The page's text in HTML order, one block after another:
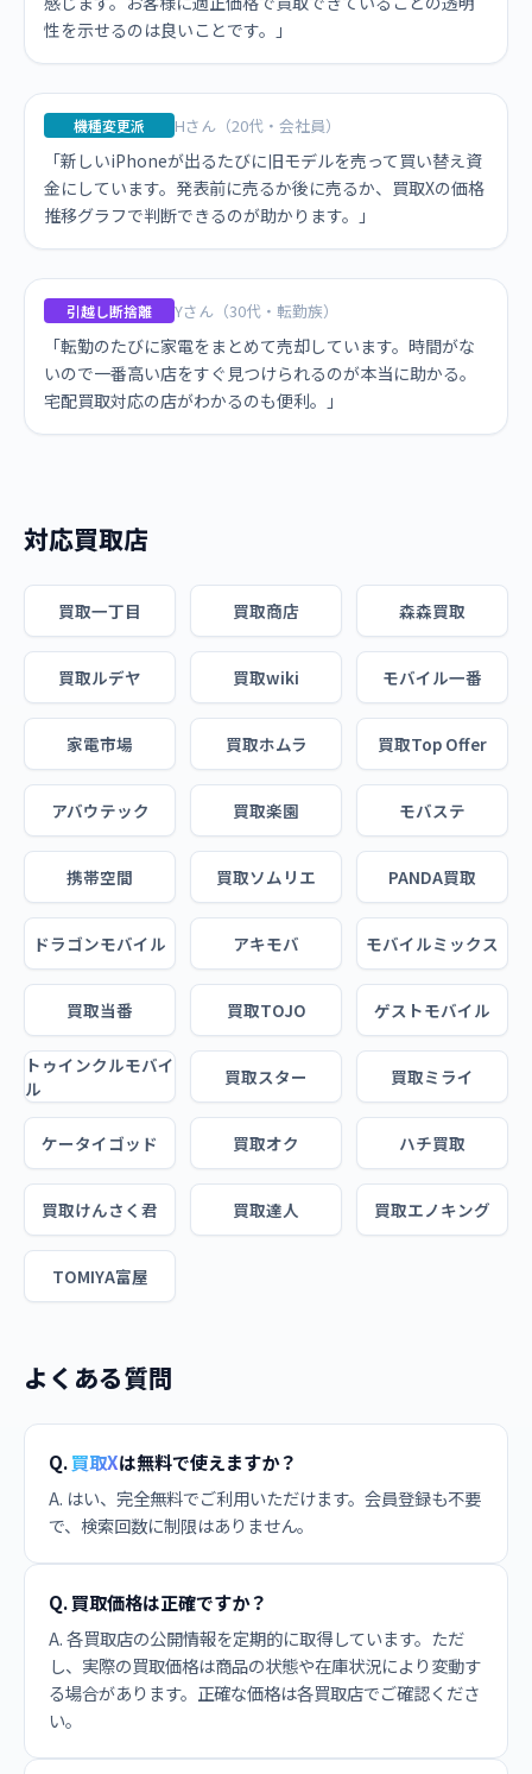
性を示せるのは良いことです。」
機種変更派 Hさん（20代・会社員）
「新しいiPhoneが出るたびに旧モデルを売って買い替え資
金にしています。発表前に売るか後に売るか、買取Xの価格
推移グラフで判断できるのが助かります。」
引越し断捨離 Yさん（30代・転勤族）
「転勤のたびに家電をまとめて売却しています。時間がな
いので一番高い店をすぐ見つけられるのが本当に助かる。
宅配買取対応の店がわかるのも便利。」
対応買取店
買取一丁目 買取商店 森森買取
買取ルデヤ 買取wiki モバイル一番
家電市場 買取ホムラ 買取Top Offer
アバウテック 買取楽園 モバステ
携帯空間 買取ソムリエ PANDA買取
ドラゴンモバイル アキモバ モバイルミックス
買取当番 買取TOJO ゲストモバイル
トゥインクルモバイ
ル
買取スター 買取ミライ
ケータイゴッド 買取オク ハチ買取
買取けんさく君 買取達人 買取エノキング
TOMIYA富屋
よくある質問
Q.買取Xは無料で使えますか？
A. はい、完全無料でご利用いただけます。会員登録も不要
で、検索回数に制限はありません。
Q. 買取価格は正確ですか？
A. 各買取店の公開情報を定期的に取得しています。ただ
し、実際の買取価格は商品の状態や在庫状況により変動す
る場合があります。正確な価格は各買取店でご確認くださ
い。